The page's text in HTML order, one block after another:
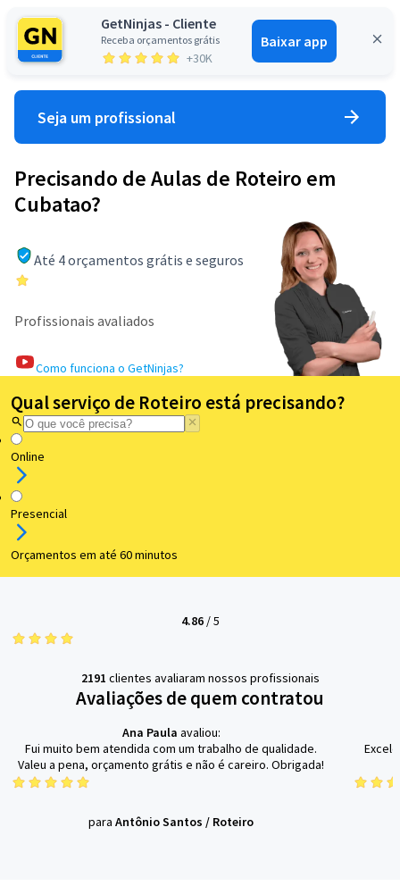
GetNinjas - Cliente
Receba orçamentos grátis
+30K
Baixar app
Entrar
Seja um profissional
Precisando de Aulas de Roteiro em
Cubatao?
Até 4 orçamentos grátis e seguros
Profissionais avaliados
Como funciona o GetNinjas?
Qual serviço de Roteiro está precisando?
Online
Presencial
Orçamentos em até 60 minutos
4.86/5
2191 clientes avaliaram nossos profissionais
Avaliações de quem contratou
Ana Paula avaliou:
Fui muito bem atendida com um trabalho de qualidade.
Valeu a pena, orçamento grátis e não é careiro. Obrigada!
para Antônio Santos / Roteiro